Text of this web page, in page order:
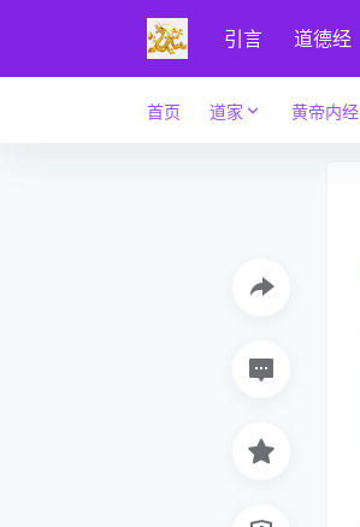
引言 道德经
首页 道家 黄帝内经